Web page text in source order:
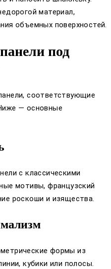
материал,
объемных поверхностей.
под
соответствующие
— основные
с классическими
мотивы, французский
роскоши и изящества.
формы из
кубики или полосы.